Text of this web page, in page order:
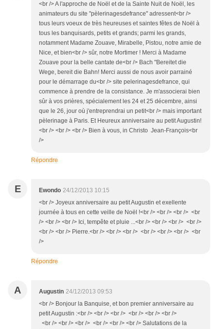
<br /> A l'approche de Noël et de la Sainte Nuit de Noël, les
animateurs du site "pèlerinagesdefrance" adressent<br />
tous leurs voeux de très heureuses et saintes fêtes de Noël à
tous les banquisards, petits et grands; parmi les grands,
notamment Madame Zouave, Mirabelle, Pistou, notre amie de
Nice, et bien<br /> sûr, notre Mortimer ! Merci à Madame
Zouave pour la belle cantate de<br /> Bach "Bereitet die
Wege, bereit die Bahn! Merci aussi de nous avoir parrainé
pour le démarrage du<br /> site pelerinagesdefrance, qui
commence à prendre de la consistance. Je m'associerai bien
sûr à vos prières, spécialement les 24 et 25 décembre, ainsi
que le 26, jour où j'entreprendrai un petit<br /> mais important
pèlerinage à Paris. Et Heureux anniversaire au petit Augustin!
<br /> <br /> <br /> Bien à vous, in Christo Jean-François<br
/>
Répondre
E Ewondo 24/12/2013 10:15
<br /> Joyeux anniversaire au petit Augustin et exellente
journée à tous en cette veille de Noël !<br /> <br /> <br /> <br
/> <br /> <br /> Ici, tempête et pluie ...<br /> <br /> <br /> <br />
<br /> <br /> Pierre.<br /> <br /> <br /> <br /> <br /> <br /> <br
/>
Répondre
A Augustin 24/12/2013 09:53
<br /> Bonjour la Banquise, et bon premier anniversaire au
petit Augustin :<br /> <br /> <br /> <br /> <br /> <br />
<br /> <br /> <br /> <br /> <br /> <br /> Salutations de la